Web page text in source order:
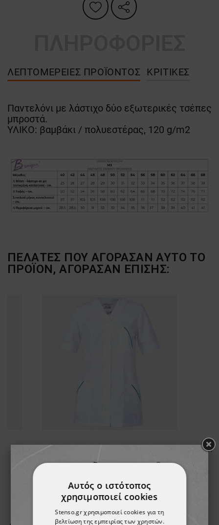
ΛΕΠΤΟΜΈΡΕΙΕΣ ΠΡΟΪΌΝΤΟΣ ΚΡΙΤΙΚΈΣ
Παντελόνι με λάστιχο δύο εξωτερικές τσέπες
μπροστά.
ΥΛΙΚΟ: βαμβάκι / πολυεστέρας, 120 g/m2
ΠΕΛΆΤΕΣ ΠΟΥ ΑΓΌΡΑΣΑΝ ΑΥΤΌ ΤΟ
ΠΡΟΪΌΝ, ΑΓΌΡΑΣΑΝ ΕΠΊΣΗΣ:
Αυτός ο ιστότοπος
χρησιμοποιεί cookies
Stenso.gr χρησιμοποιεί cookies για τη
βελτίωση της εμπειρίας των χρηστών.